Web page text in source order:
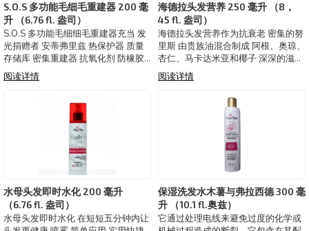
S.O.S 多功能毛细毛重建器 200 毫
升 （6.76 fl. 盎司）
S.O.S 多功能毛细细毛重建器充当 发
光捐赠者 安蒂弗里兹 热保护器 质量
存储库 密集重建器 抗氧化剂 防橡胶
消除孔隙 考特里兹电线 体外营养 化
学前和化学后
阅读详情
海德拉头发营养 250 毫升 （8，
45 fl. 盎司）
海德拉头发营养作为抗衰老 密集的努
里斯 由贵族油混合制成 阿根、奥琼、
杏仁、马卡达米亚和椰子 深深的滋养
给闪耀 宁静 简单应用 减少孔隙度
阅读详情
水母头发即时水化 200 毫升
（6.76 fl. 盎司）
水母头发即时水化 在短短五分钟内让
保湿洗发水木薯与弗拉西德 300 毫
升 （10.1 fl.奥兹）
它通过处理电线来避免过度的化学或